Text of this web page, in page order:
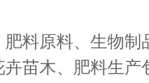
料原料、生物
苗木、肥料生